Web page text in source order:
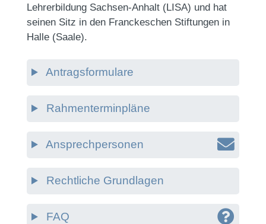
Lehrerbildung Sachsen-Anhalt (LISA) und hat
seinen Sitz in den Franckeschen Stiftungen in
Halle (Saale).
Antragsformulare
Rahmenterminpläne
Ansprechpersonen
Rechtliche Grundlagen
FAQ